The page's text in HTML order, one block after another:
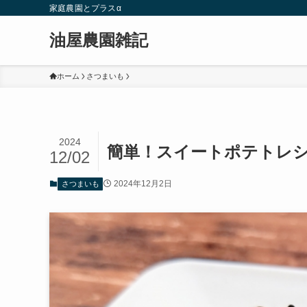
家庭農園とプラスα
油屋農園雑記
ホーム さつまいも
簡単！スイートポテトレ
2024
12/02
さつまいも 2024年12月2日